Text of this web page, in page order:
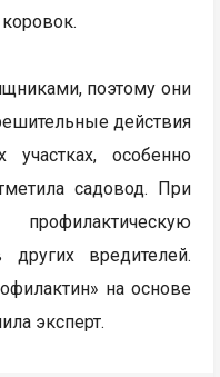
поэтому они
действия
особенно
садовод. При
других вредителей.
на основе
эксперт.